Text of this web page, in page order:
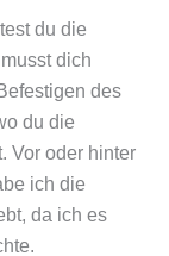
du die
dich
des
du die
Vor oder hinter
ich die
da ich es